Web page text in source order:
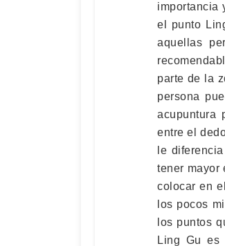
importancia
el punto
aquellas
parte de la
persona
acupuntura
entre el
le
tener mayor
colocar en
los pocos
los puntos
Ling Gu